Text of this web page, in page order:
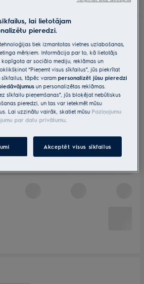
lai lietotājam
pieredzi.
tiek izmantotas vietnes uzlabošanas,
mērķiem. Informācija par to, kā lietotājs
kopīgota ar sociālo mediju, reklāmas un
“Pieņemt visus sīkfailus”, jūs piekrītat
sīkfailus, tāpēc varampersonalizēt jūsu pieredzi
un personalizētas reklāmas.
sīkfailu pieņemšanas”, jūs bloķējat nebūtiskus
pieredzi, un tas var ietekmēt mūsu
Lai uzzinātu vairāk, skatiet mūsu Paziņojumu
par datu privātumu.
Akceptēt visus sīkfailus